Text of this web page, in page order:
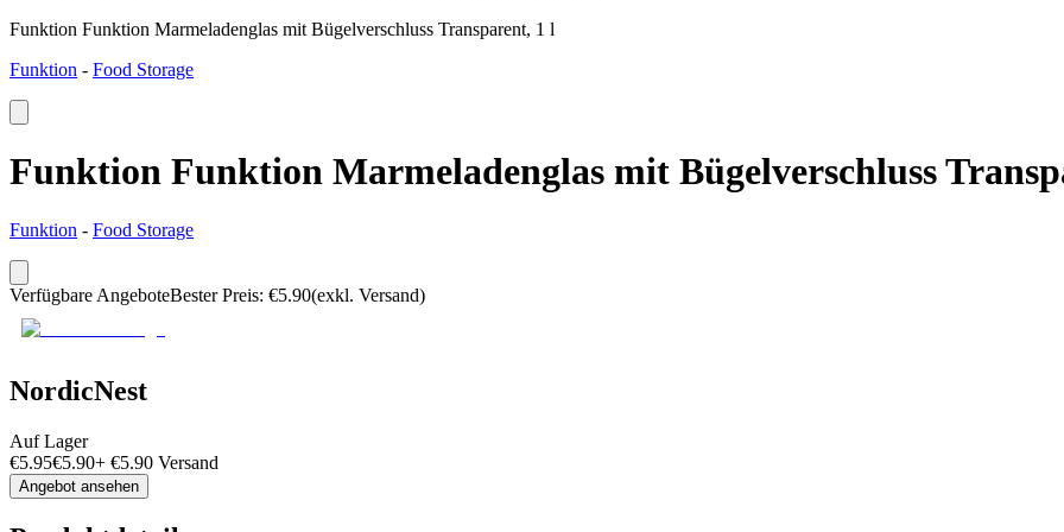
Funktion Funktion Marmeladenglas mit Bügelverschluss Transparent, 1 l
Funktion - Food Storage
Funktion Funktion Marmeladenglas mit Bügelverschluss
Funktion - Food Storage
Verfügbare AngeboteBester Preis: €5.90(exkl. Versand)
NordicNest
Auf Lager
€5.95€5.90+ €5.90 Versand
Angebot ansehen